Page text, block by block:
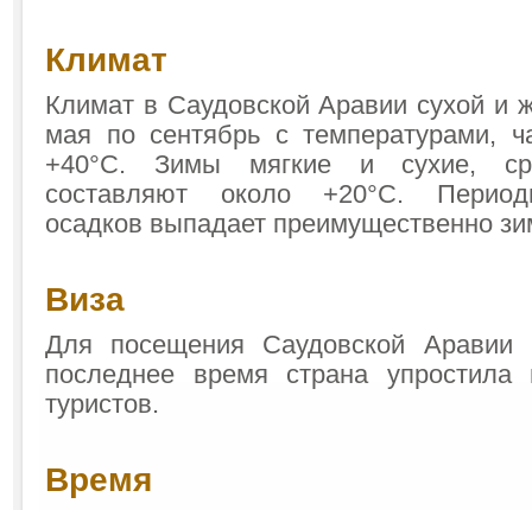
Климат
Климат в Саудовской Аравии сухой и
мая по сентябрь с температурами,
+40°C. Зимы мягкие и сухие,
составляют около +20°C.
осадков выпадает преимущественно
Виза
Для посещения Саудовской Аравии
последнее время страна
туристов.
Время